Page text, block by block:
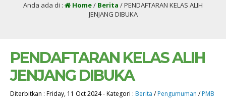
Anda ada di : Home/ Berita /PENDAFTARAN KELAS ALIH
JENJANG DIBUKA
PENDAFTARAN KELAS ALIH
JENJANG DIBUKA
Diterbitkan : Friday, 11 Oct 2024-Kategori : Berita /Pengumuman /PMB